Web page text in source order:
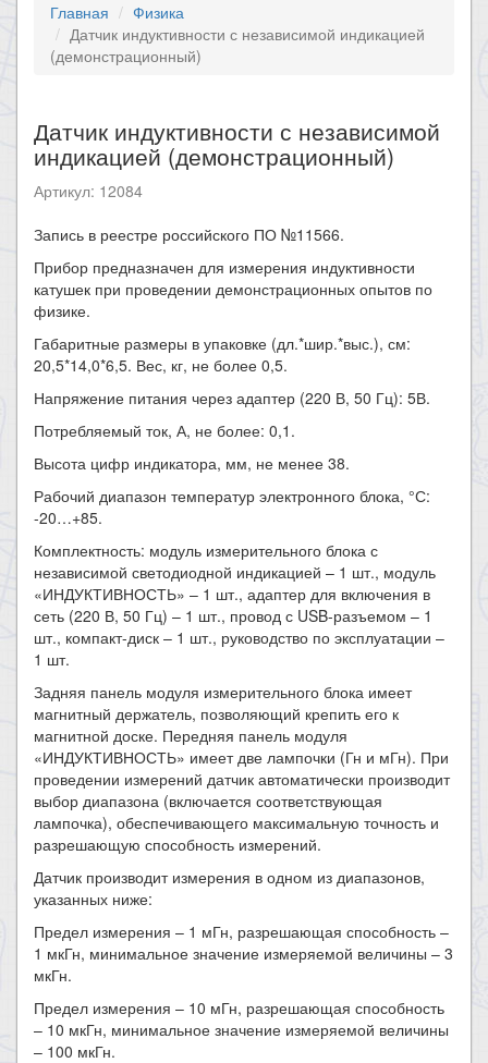
Главная
Физика
Датчик индуктивности с независимой индикацией
(демонстрационный)
Датчик индуктивности с независимой
индикацией (демонстрационный)
Артикул: 12084
Запись в реестре российского ПО №11566.
​Прибор предназначен для измерения индуктивности
катушек при проведении демонстрационных опытов по
физике.
Габаритные размеры в упаковке (дл.*шир.*выс.), см:
20,5*14,0*6,5. Вес, кг, не более 0,5.
Напряжение питания через адаптер (220 В, 50 Гц): 5В.
​Потребляемый ток, А, не более: 0,1.
​Высота цифр индикатора, мм, не менее 38.
​Рабочий диапазон температур электронного блока, °С:
-20…+85.
Комплектность: модуль измерительного блока с
независимой светодиодной индикацией – 1 шт., модуль
«ИНДУКТИВНОСТЬ» – 1 шт., адаптер для включения в
сеть (220 В, 50 Гц) – 1 шт., провод с USB-разъемом – 1
шт., компакт-диск – 1 шт., руководство по эксплуатации –
1 шт.
​Задняя панель модуля измерительного блока имеет
магнитный держатель, позволяющий крепить его к
магнитной доске. Передняя панель модуля
«ИНДУКТИВНОСТЬ» имеет две лампочки (Гн и мГн). При
проведении измерений датчик автоматически производит
выбор диапазона (включается соответствующая
лампочка), обеспечивающего максимальную точность и
разрешающую способность измерений.
Датчик производит измерения в одном из диапазонов,
указанных ниже:
Предел измерения – 1 мГн, разрешающая способность –
1 мкГн, минимальное значение измеряемой величины – 3
мкГн.
Предел измерения – 10 мГн, разрешающая способность
– 10 мкГн, минимальное значение измеряемой величины
– 100 мкГн.